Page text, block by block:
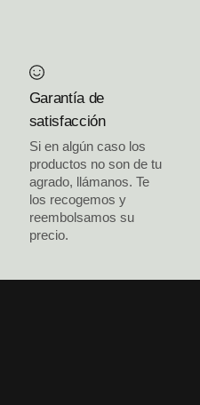
Garantía de
satisfacción
Si en algún caso los
productos no son de tu
agrado, llámanos. Te
los recogemos y
reembolsamos su
precio.